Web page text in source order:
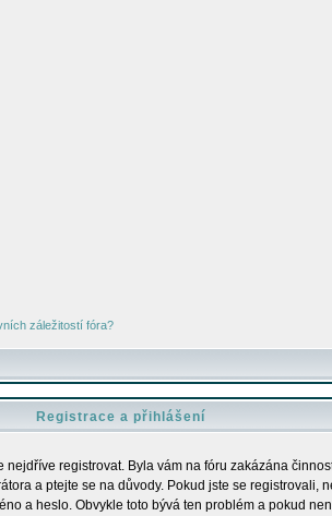
záležitostí fóra?
Registrace a přihlášení
registrovat. Byla vám na fóru zakázána
a ptejte se na důvody. Pokud jste se registrovali,
a heslo. Obvykle toto bývá ten problém a pokud